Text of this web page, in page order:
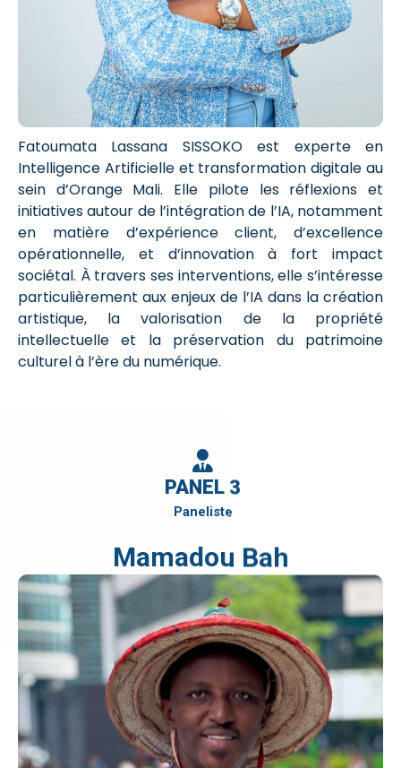
Fatoumata Lassana SISSOKO est experte en
Intelligence Artificielle et transformation digitale au
sein d’Orange Mali. Elle pilote les réflexions et
initiatives autour de l’intégration de l’IA, notamment
en matière d’expérience client, d’excellence
opérationnelle, et d’innovation à fort impact
sociétal. À travers ses interventions, elle s’intéresse
particulièrement aux enjeux de l’IA dans la création
artistique, la valorisation de la propriété
intellectuelle et la préservation du patrimoine
culturel à l’ère du numérique.
PANEL 3
Paneliste
Mamadou Bah